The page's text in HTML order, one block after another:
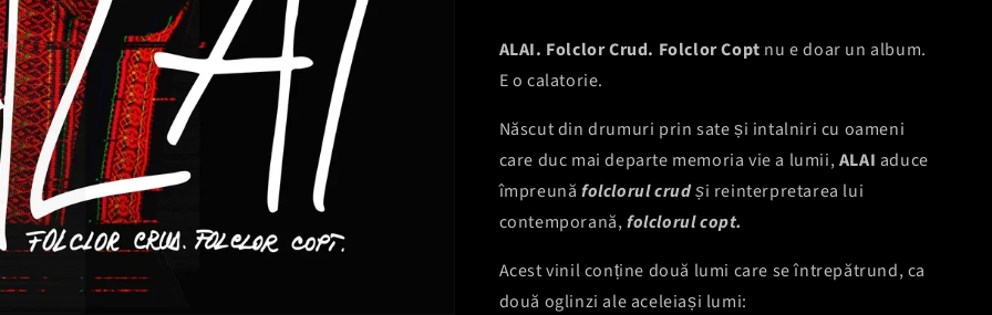
ALAI. Folclor Crud. Folclor Copt nu e doar un album.
E o calatorie.
Născut din drumuri prin sate și intalniri cu oameni
care duc mai departe memoria vie a lumii,ALAI aduce
împreună folclorul crudși reinterpretarea lui
contemporană,folclorul copt.
Acest vinil conține două lumi care se întrepătrund, ca
două oglinzi ale aceleiași lumi: